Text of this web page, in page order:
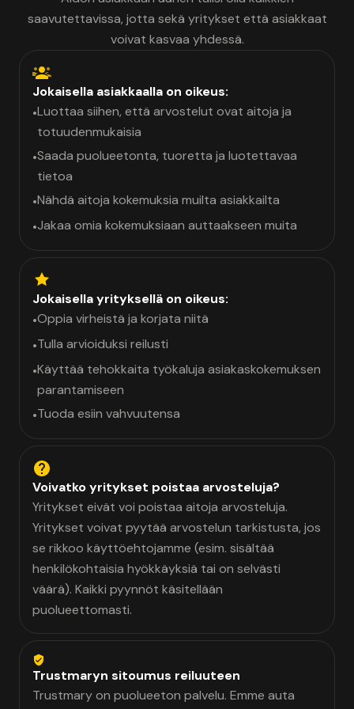
hinta alkoi 2:lla, ei 4:lla. Autot ovat kelvoillisia,
vanhimmat hiukan kulahtaneita ja kaikki rapaisia
sisältä. Bensiinimoottori, varsinkin yhdistettynä itse
latavaan sähkömoottoriiin ja akkuun, tekee pitkistä
ajomatkoista helpompia kuin 100% sähköauto (kuten
omamme). Hybridi-Yariksesta tuli suosikkimme.
Bensan osto autossa olevalla luottokortilla oli
ei tarvitse olla täynnä autoa pois jätettäessä.
(Askarruttaa vain väärinkäytösriski.) Omago
hyödyntäää digitaalisuutta viimeisen päälle.
Kännykässä on kaikki!”
saavutettavissa, jotta sekä yritykset että asiakkaat
voivat kasvaa yhdessä.
Jokaisella asiakkaalla on oikeus:
•Luottaa siihen, että arvostelut ovat aitoja ja
totuudenmukaisia
•Saada puolueetonta, tuoretta ja luotettavaa
tietoa
•Nähdä aitoja kokemuksia muilta asiakkailta
•Jakaa omia kokemuksiaan auttaakseen muita
Jokaisella yrityksellä on oikeus:
•Oppia virheistä ja korjata niitä
•Tulla arvioiduksi reilusti
•Käyttää tehokkaita työkaluja asiakaskokemuksen
parantamiseen
•Tuoda esiin vahvuutensa
Voivatko yritykset poistaa arvosteluja?
Yritykset eivät voi poistaa aitoja arvosteluja.
Yritykset voivat pyytää arvostelun tarkistusta, jos
se rikkoo käyttöehtojamme (esim. sisältää
henkilökohtaisia hyökkäyksiä tai on selvästi
väärä). Kaikki pyynnöt käsitellään
puolueettomasti.
Trustmaryn sitoumus reiluuteen
Trustmary on puolueeton palvelu. Emme auta